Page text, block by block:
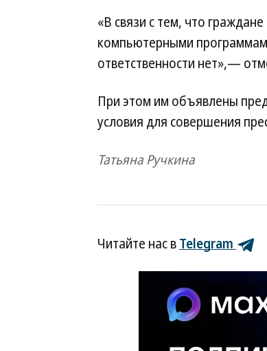
«В связи с тем, что
компьютерными
ответственности нет»,—
При этом им объявлены
условия для совершения
Татьяна Ручкина
Читайте нас вTelegram